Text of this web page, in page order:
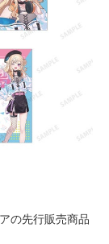
の先行販売商品